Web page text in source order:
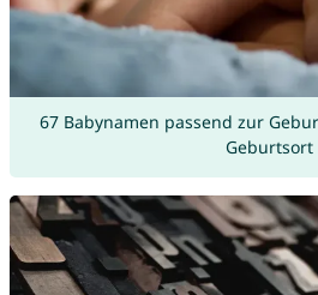
67 Babynamen passend zur
Geburtsort